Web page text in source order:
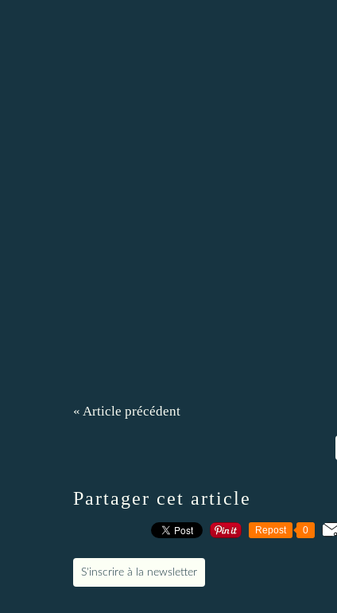
« Article précédent
Partager cet article
Repost 0
S'inscrire à la newsletter